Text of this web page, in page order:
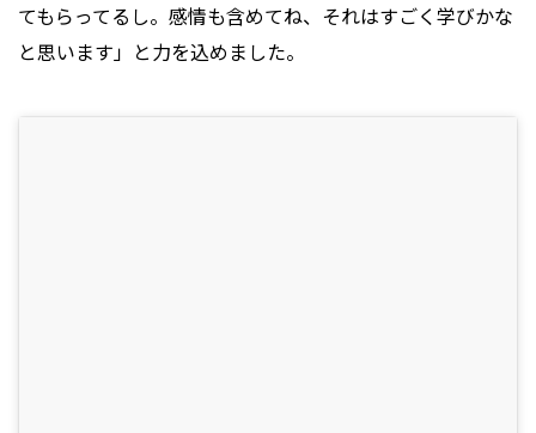
てもらってるし。感情も含めてね、それはすごく学びかな
と思います」と力を込めました。